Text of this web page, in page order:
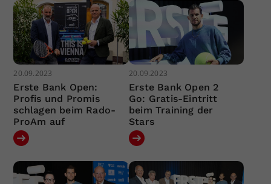
20.09.2023
Erste Bank Open:
Profis und Promis
schlagen beim Rado-
ProAm auf
20.09.2023
Erste Bank Open 2
Go: Gratis-Eintritt
beim Training der
Stars